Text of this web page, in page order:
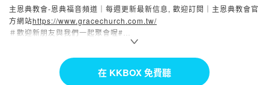
主恩典教會-恩典福音頻道｜每週更新最新信息, 歡迎訂閱｜主恩典教會官
方網站https://www.gracechurch.com.tw/
＃歡迎新朋友與我們一起聚會喔#
Powered by Firstory Hosting
在 KKBOX 免費聽